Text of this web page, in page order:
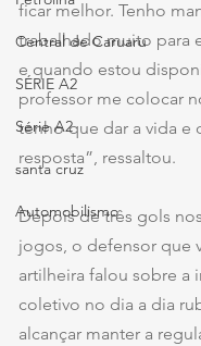
Central de Caruaru
SÉRIE A2
Série A2
santa cruz
Automobilismo
ficar melhor. Tenho
trabalhado muito para
e quando estou
professor me colocar
tenho que dar a vida e
resposta”, ressaltou.
Depois de três gols
jogos, o defensor que
artilheira falou sobre a
coletivo no dia a dia
alcançar manter a